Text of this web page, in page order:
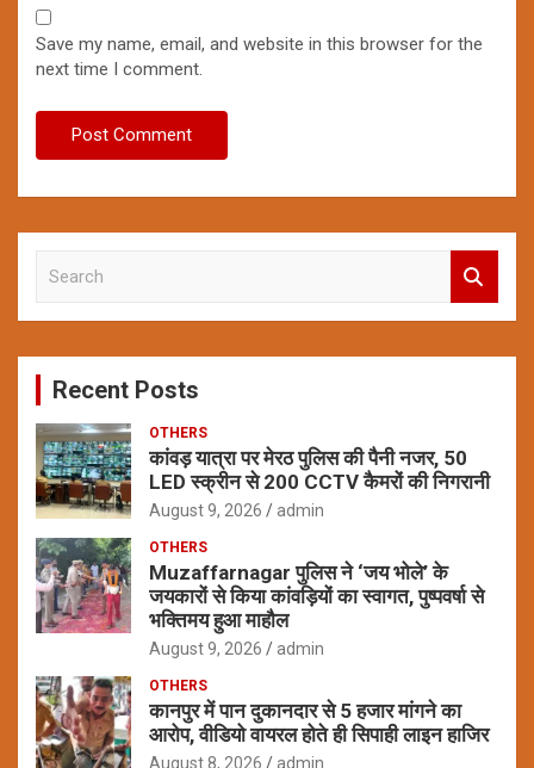
Save my name, email, and website in this browser for the
next time I comment.
c
Recent Posts
OTHERS
कांवड़ यात्रा पर मेरठ पुलिस की पैनी नजर, 50
LED स्क्रीन से 200 CCTV कैमरों की निगरानी
August 9, 2026 admin
OTHERS
Muzaffarnagar पुलिस ने ‘जय भोले’ के
जयकारों से किया कांवड़ियों का स्वागत, पुष्पवर्षा से
भक्तिमय हुआ माहौल
August 9, 2026 admin
OTHERS
कानपुर में पान दुकानदार से 5 हजार मांगने का
आरोप, वीडियो वायरल होते ही सिपाही लाइन हाजिर
August 8, 2026 admin